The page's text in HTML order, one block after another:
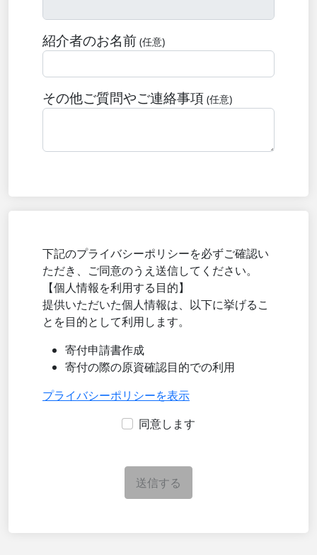
紹介者のお名前 (任意)
その他ご質問やご連絡事項 (任意)
下記のプライバシーポリシーを必ずご確認い
ただき、ご同意のうえ送信してください。
【個人情報を利用する目的】
提供いただいた個人情報は、以下に挙げるこ
とを目的として利用します。
寄付申請書作成
寄付の際の原資確認目的での利用
プライバシーポリシーを表示
同意します